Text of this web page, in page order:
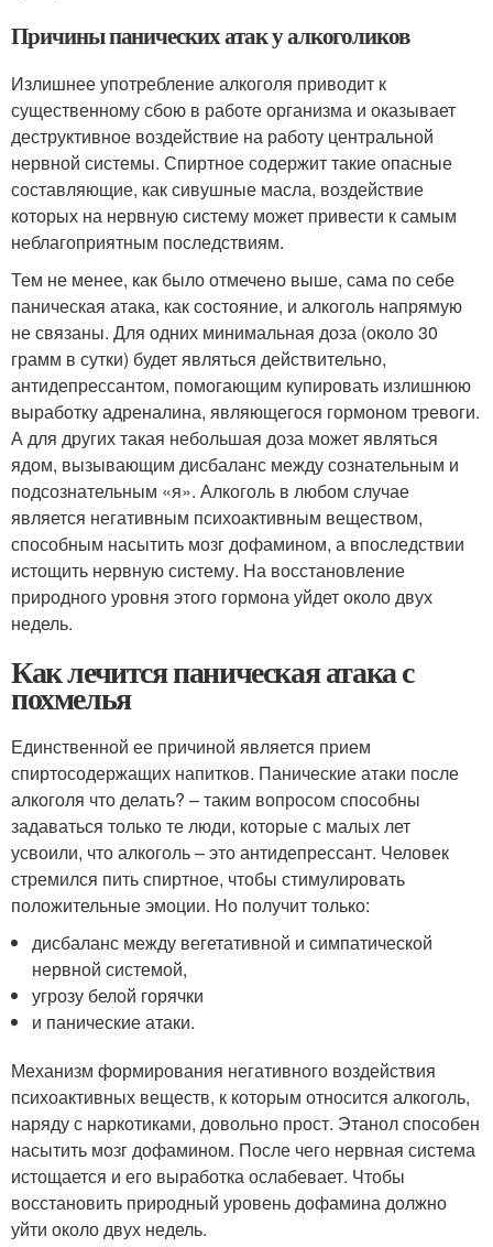
Причины панических атак у алкоголиков
Излишнее употребление алкоголя приводит к
существенному сбою в работе организма и оказывает
деструктивное воздействие на работу центральной
нервной системы. Спиртное содержит такие опасные
составляющие, как сивушные масла, воздействие
которых на нервную систему может привести к самым
неблагоприятным последствиям.
Тем не менее, как было отмечено выше, сама по себе
паническая атака, как состояние, и алкоголь напрямую
не связаны. Для одних минимальная доза (около 30
грамм в сутки) будет являться действительно,
антидепрессантом, помогающим купировать излишнюю
выработку адреналина, являющегося гормоном тревоги.
А для других такая небольшая доза может являться
ядом, вызывающим дисбаланс между сознательным и
подсознательным «я». Алкоголь в любом случае
является негативным психоактивным веществом,
способным насытить мозг дофамином, а впоследствии
истощить нервную систему. На восстановление
природного уровня этого гормона уйдет около двух
недель.
Как лечится паническая атака с
похмелья
Единственной ее причиной является прием
спиртосодержащих напитков. Панические атаки после
алкоголя что делать? – таким вопросом способны
задаваться только те люди, которые с малых лет
усвоили, что алкоголь – это антидепрессант. Человек
стремился пить спиртное, чтобы стимулировать
положительные эмоции. Но получит только:
дисбаланс между вегетативной и симпатической
нервной системой,
угрозу белой горячки
и панические атаки.
Механизм формирования негативного воздействия
психоактивных веществ, к которым относится алкоголь,
наряду с наркотиками, довольно прост. Этанол способен
насытить мозг дофамином. После чего нервная система
истощается и его выработка ослабевает. Чтобы
восстановить природный уровень дофамина должно
уйти около двух недель.